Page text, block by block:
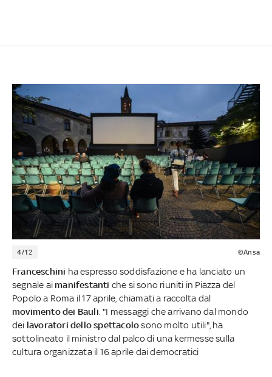
4/12 ©Ansa
Franceschini ha espresso soddisfazione e ha lanciato un
segnale ai manifestanti che si sono riuniti in Piazza del
Popolo a Roma il 17 aprile, chiamati a raccolta dal
movimento dei Bauli . "I messaggi che arrivano dal mondo
dei lavoratori dello spettacolosono molto utili", ha
sottolineato il ministro dal palco di una kermesse sulla
cultura organizzata il 16 aprile dai democratici